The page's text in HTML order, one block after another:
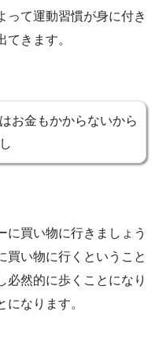
って運動習慣が身に付き
てきます。
お金もかからないから
に買い物に行きましょう
買い物に行くということ
必然的に歩くことになり
になります。